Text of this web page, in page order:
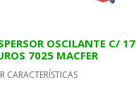
OSCILANTE C/ 17
7025 MACFER
CARACTERÍSTICAS